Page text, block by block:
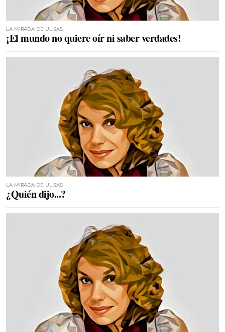
LA MIRADA DE ULISAS
¡El mundo no quiere oír ni saber verdades!
LA MIRADA DE ULISAS
¿Quién dijo...?